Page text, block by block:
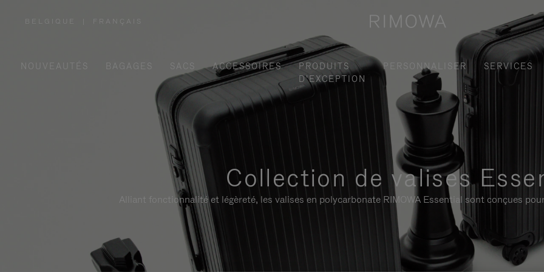
BELGIQUE FRANÇAIS
NOUVEAUTÉS BAGAGES SACS ACCESSOIRES
PRODUITS
D'EXCEPTION
PERSONNALISER SERVICES
Collection de valises
Alliant fonctionnalité et légèreté, les valises en polycarbonate RIMOWA Essential sont conçues